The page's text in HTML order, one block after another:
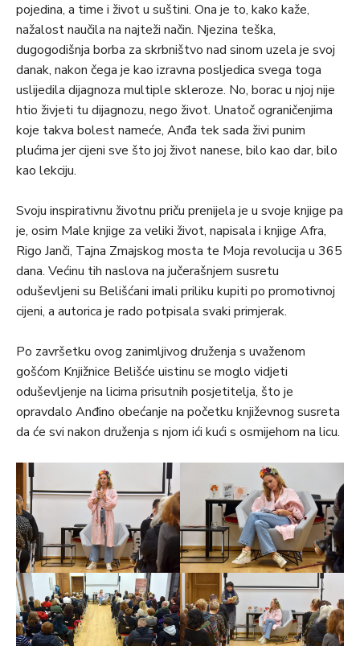
pojedina, a time i život u suštini. Ona je to, kako kaže,
nažalost naučila na najteži način. Njezina teška,
dugogodišnja borba za skrbništvo nad sinom uzela je svoj
danak, nakon čega je kao izravna posljedica svega toga
uslijedila dijagnoza multiple skleroze. No, borac u njoj nije
htio živjeti tu dijagnozu, nego život. Unatoč ograničenjima
koje takva bolest nameće, Anđa tek sada živi punim
plućima jer cijeni sve što joj život nanese, bilo kao dar, bilo
kao lekciju.
Svoju inspirativnu životnu priču prenijela je u svoje knjige pa
je, osim Male knjige za veliki život, napisala i knjige Afra,
Rigo Janči, Tajna Zmajskog mosta te Moja revolucija u 365
dana. Većinu tih naslova na jučerašnjem susretu
oduševljeni su Belišćani imali priliku kupiti po promotivnoj
cijeni, a autorica je rado potpisala svaki primjerak.
Po završetku ovog zanimljivog druženja s uvaženom
gošćom Knjižnice Belišće uistinu se moglo vidjeti
oduševljenje na licima prisutnih posjetitelja, što je
opravdalo Anđino obećanje na početku književnog susreta
da će svi nakon druženja s njom ići kući s osmijehom na licu.